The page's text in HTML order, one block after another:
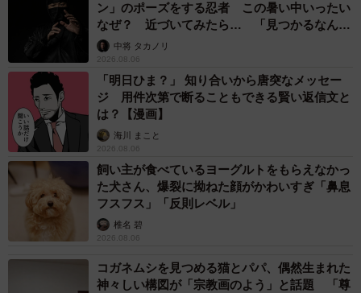
ン」のポーズをする忍者 この暑い中いったい
なぜ？ 近づいてみたら… 「見つかるなんて
未熟」中将 タカノリ
2026.08.06
「明日ひま？」 知り合いから唐突なメッセー
ジ 用件次第で断ることもできる賢い返信文と
は？【漫画】
海川 まこと
2026.08.06
飼い主が食べているヨーグルトをもらえなかっ
た犬さん、爆裂に拗ねた顔がかわいすぎ「鼻息
フスフス」「反則レベル」
椎名 碧
2026.08.06
コガネムシを見つめる猫とパパ、偶然生まれた
神々しい構図が「宗教画のよう」と話題 「尊